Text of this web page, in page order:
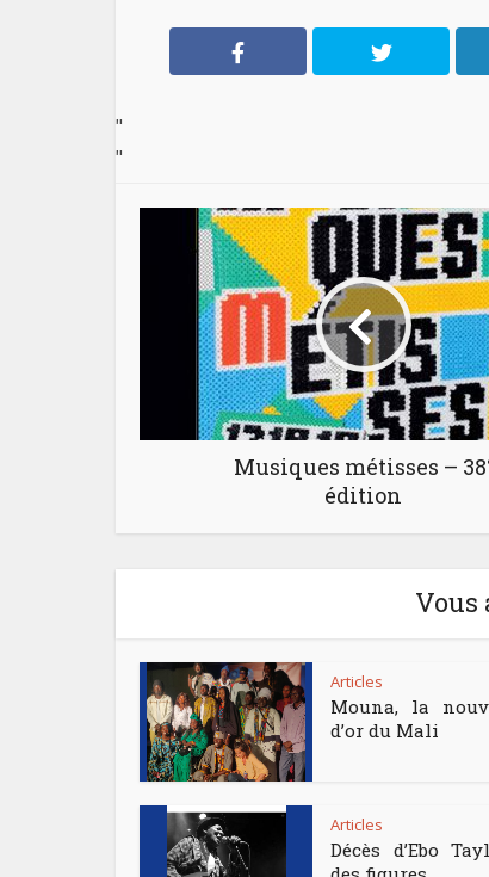
"
"
Musiques métisses –
édition
Vous
Articles
Mouna, la
d’or du Mali
Articles
Décès d’Ebo